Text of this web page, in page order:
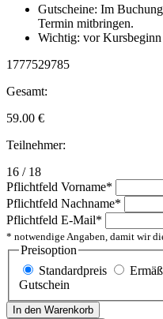
Gutscheine: Im
Termin mitbringen.
Wichtig: vor
1777529785
Gesamt:
59.00 €
Teilnehmer:
16 / 18
Pflichtfeld Vorname*
Pflichtfeld Nachname*
Pflichtfeld E-Mail*
* notwendige Angaben, damit wir
Preisoption
Standardpreis
Gutschein